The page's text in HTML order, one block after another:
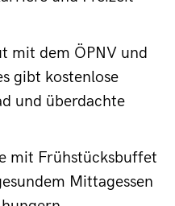
mit dem ÖPNV und
gibt kostenlose
und überdachte
mit Frühstücksbuffet
Mittagessen